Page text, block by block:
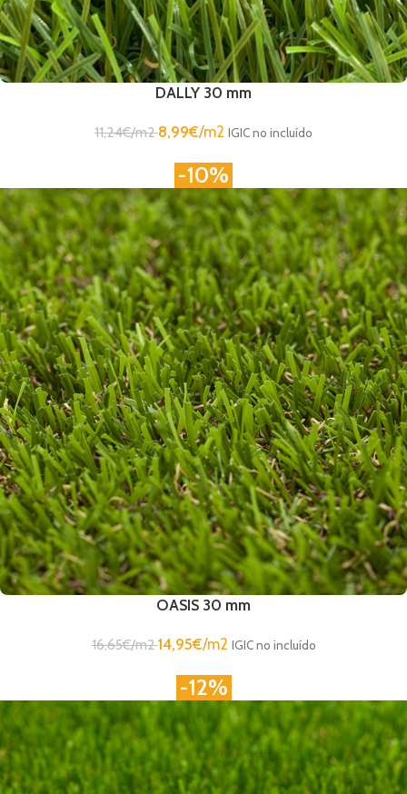
DALLY 30 mm
11,24€/m28,99€/m2 IGIC no incluído
-10%
OASIS 30 mm
16,65€/m214,95€/m2 IGIC no incluído
-12%